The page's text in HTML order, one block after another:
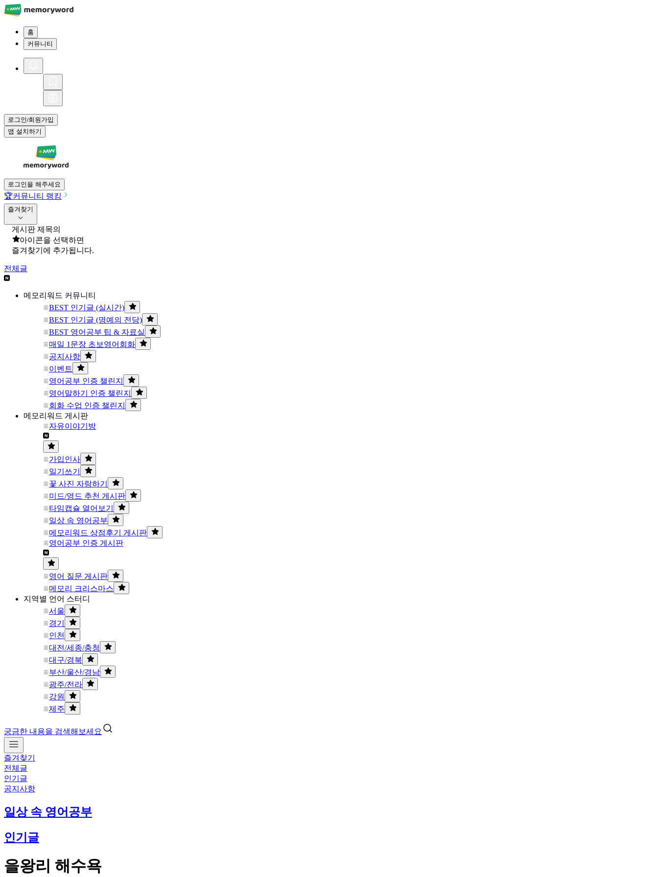
홈
커뮤니티
로그인/회원가입
앱 설치하기
로그인을 해주세요
🏆커뮤니티 랭킹
즐겨찾기
게시판 제목의
아이콘을 선택하면
즐겨찾기에 추가됩니다.
전체글
메모리워드 커뮤니티
BEST 인기글 (실시간)
BEST 인기글 (명예의 전당)
BEST 영어공부 팁 & 자료실
매일 1문장 초보영어회화
공지사항
이벤트
영어공부 인증 챌린지
영어말하기 인증 챌린지
회화 수업 인증 챌린지
메모리워드 게시판
자유이야기방
가입인사
일기쓰기
꽃 사진 자랑하기
미드/영드 추천 게시판
타임캡슐 열어보기
일상 속 영어공부
메모리워드 상점후기 게시판
영어공부 인증 게시판
영어 질문 게시판
메모리 크리스마스
지역별 언어 스터디
서울
경기
인천
대전/세종/충청
대구/경북
부산/울산/경남
광주/전라
강원
제주
궁금한 내용을 검색해보세요
즐겨찾기
전체글
인기글
공지사항
일상 속 영어공부
인기글
을왕리 해수욕